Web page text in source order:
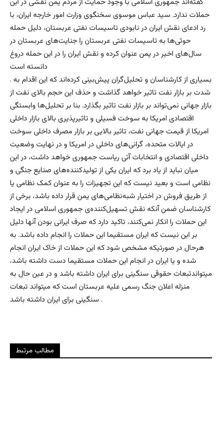
حملات ندارد. سید عباس موسوی سخنگوی وزارت امور خارجه ایران، با
رد ادعای نقش ایران در نابودی تاسیسات نفتی عربستان، دلیل حمله
حوثی‌ها به تاسیسات نفتی عربستان را جنایت‌های عربستان در
سال‌های اخیر در یمن عنوان کرده و نقش ایران را در این حمله دروغ
دانسته است
. بسیاری از کارشناسان و تحلیل‌گران پیش‌بینی کرده‌اند که این اقدام به
شدت بر بازار نفت تاثیر خواهد گذاشت و حذف این حجم بالای نفت از
بازار جهانی نمی‌تواند بر بازار نفت تاثیر بگذارد. بنا بر تحلیل‌ها وابستگی
اقتصادی امریکا به سوخت فسیلی و تاثیرپذیری بالای بازار داخلی
امریکا از قیمت جهانی نفت، تاثیر بالایی بر بازار مصرف داخلی سوخت
در ایالات متحده، گرانی‌های داخلی در امریکا و در نهایت وضعیت
داخلی اقتصادی و انتخابات آتی ریاست جمهوری خواهد داشت، در این
میان نباید از یاد برد که ایران یکی از تولیدکننده‌های صنایع جنگی و
نظامی است و بعید نیست که این تجهیزات را به عنوان کمک نظامی یا
از طریق فروش در اختیار شبه‌نظامی‌های یمن قرار داده باشد، برخی از
کارشناسان ضمن آنکه نقش تسهیل‌کننده‌ی جمهوری اسلامی در ایجاد
این حملات را انکار نمی‌کنند، تاکید دارد که صرف ایرانی بودن آنها دلیل
بر این نیست که ایران مستقیما این حملات را انجام داده باشد. به
هرحال در صورتیکه مشخص شود که این حملات از خاک ایران انجام
شده و یا ایران در انجام این حملات مستقیما دست داشته باشد،
میتواندتبعات حقوقی سنگینی برای ایران داشته باشد و در عین حال به
منزله اعلان جنگ رسمی علیه عربستان است که میتواند تبعات
سنگینی برای ایران داشته باشد .
مطالب مرتبط